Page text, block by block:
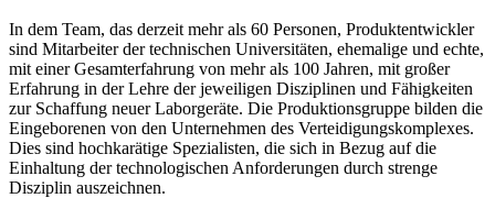
In dem Team, das derzeit mehr als 60 Personen, Produktentwickler
sind Mitarbeiter der technischen Universitäten, ehemalige und echte,
mit einer Gesamterfahrung von mehr als 100 Jahren, mit großer
Erfahrung in der Lehre der jeweiligen Disziplinen und Fähigkeiten
zur Schaffung neuer Laborgeräte. Die Produktionsgruppe bilden die
Eingeborenen von den Unternehmen des Verteidigungskomplexes.
Dies sind hochkarätige Spezialisten, die sich in Bezug auf die
Einhaltung der technologischen Anforderungen durch strenge
Disziplin auszeichnen.